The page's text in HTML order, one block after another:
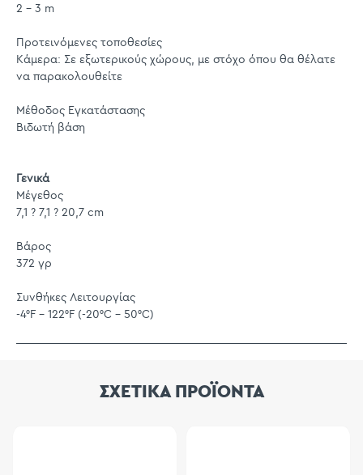
2 - 3 m
Προτεινόμενες τοποθεσίες
Κάμερα: Σε εξωτερικούς χώρους, με στόχο όπου θα θέλατε
να παρακολουθείτε
Μέθοδος Εγκατάστασης
Βιδωτή βάση
Γενικά
Μέγεθος
7,1 ? 7,1 ? 20,7 cm
Βάρος
372 γρ
Συνθήκες Λειτουργίας
-4°F - 122°F (-20°C - 50°C)
ΣΧΕΤΙΚΑ ΠΡΟΪΟΝΤΑ